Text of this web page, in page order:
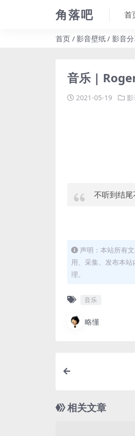
角落吧 首
首页 影音壁纸 影音
音乐 |
2021-05-19
不听到结尾
声明：本站所有
用、采集、发布本
理。
音乐
略懂
相关文章